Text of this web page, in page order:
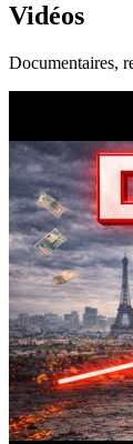
Vidéos
Documentaires,